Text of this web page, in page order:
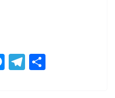
M T